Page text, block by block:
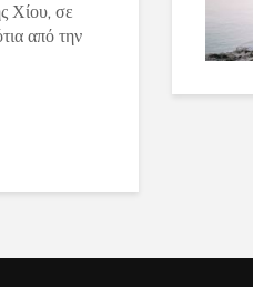
Χίου, σε
από την